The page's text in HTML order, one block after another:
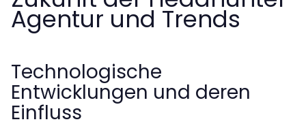
Agentur und Trends
Technologische
Entwicklungen und deren
Einfluss